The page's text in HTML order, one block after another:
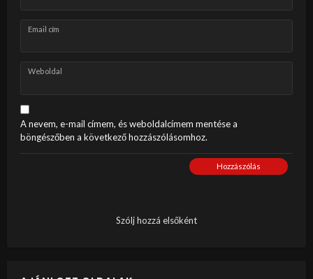
Email cím
Weboldal
A nevem, e-mail címem, és weboldalcímem mentése a
böngészőben a következő hozzászólásomhoz.
Hozzászólás
Szólj hozzá elsőként